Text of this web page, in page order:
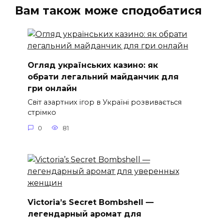
Вам також може сподобатися
Огляд українських казино: як
обрати легальний майданчик для
гри онлайн
Світ азартних ігор в Україні розвивається
стрімко
0 81
Victoria’s Secret Bombshell —
легендарный аромат для